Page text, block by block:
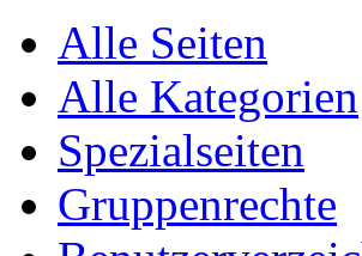
Alle Seiten
Alle Kategorien
Spezialseiten
Gruppenrechte